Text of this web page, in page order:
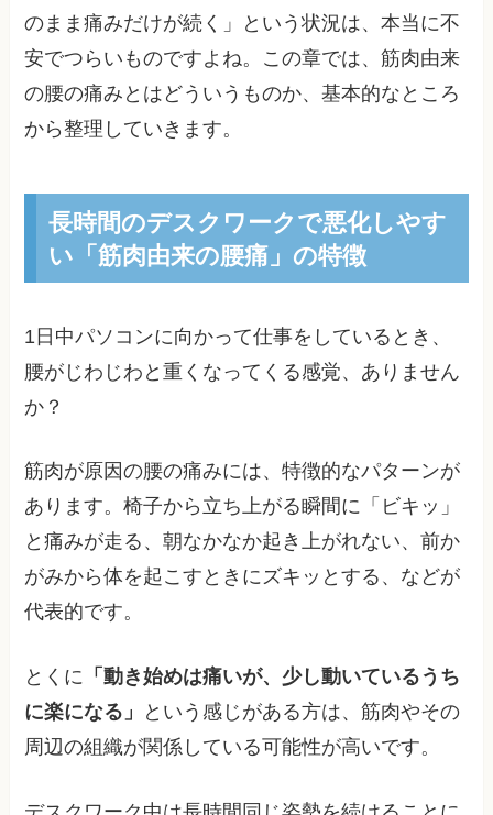
のまま痛みだけが続く」という状況は、本当に不
安でつらいものですよね。この章では、筋肉由来
の腰の痛みとはどういうものか、基本的なところ
から整理していきます。
長時間のデスクワークで悪化しやす
い「筋肉由来の腰痛」の特徴
1日中パソコンに向かって仕事をしているとき、
腰がじわじわと重くなってくる感覚、ありません
か？
筋肉が原因の腰の痛みには、特徴的なパターンが
あります。椅子から立ち上がる瞬間に「ビキッ」
と痛みが走る、朝なかなか起き上がれない、前か
がみから体を起こすときにズキッとする、などが
代表的です。
とくに 「動き始めは痛いが、少し動いているうち
に楽になる」
という感じがある方は、筋肉やその
周辺の組織が関係している可能性が高いです。